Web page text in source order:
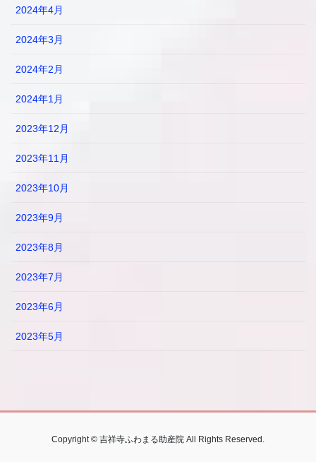
2024年4月
2024年3月
2024年2月
2024年1月
2023年12月
2023年11月
2023年10月
2023年9月
2023年8月
2023年7月
2023年6月
2023年5月
Copyright © 吉祥寺ふわまる助産院 All Rights Reserved.